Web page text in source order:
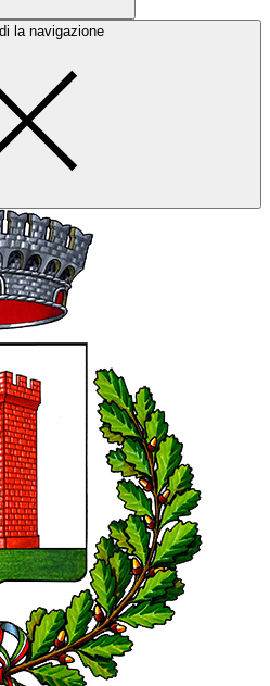
la navigazione